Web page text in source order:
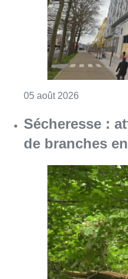
05 août 2026
Sécheresse :
de branches